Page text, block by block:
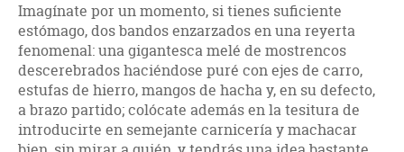
Imagínate por un momento, si tienes suficiente
estómago, dos bandos enzarzados en una reyerta
fenomenal: una gigantesca melé de mostrencos
descerebrados haciéndose puré con ejes de carro,
estufas de hierro, mangos de hacha y, en su defecto,
a brazo partido; colócate además en la tesitura de
introducirte en semejante carnicería y machacar